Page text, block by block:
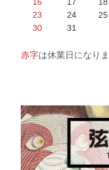
23
24 25
30
31
赤字は休業日になりま